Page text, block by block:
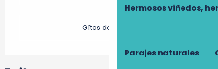
Hermosos viñedos,
Parajes naturales
Gîtes de France